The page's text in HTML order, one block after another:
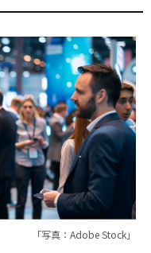
「写真：Adobe Stock」